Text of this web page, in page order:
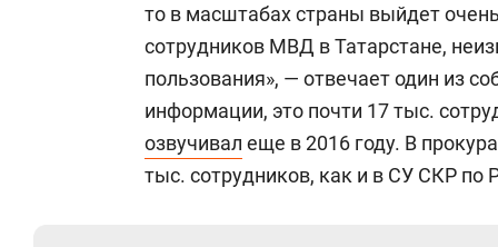
то в масштабах страны выйдет
сотрудников МВД в Татарстане,
пользования», — отвечает один из
информации, это почти 17 тыс.
озвучивал еще в 2016 году. В
тыс. сотрудников, как и в СУ СКР по